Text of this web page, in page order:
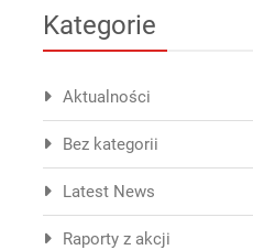
Kategorie
Aktualności
Bez kategorii
Latest News
Raporty z akcji